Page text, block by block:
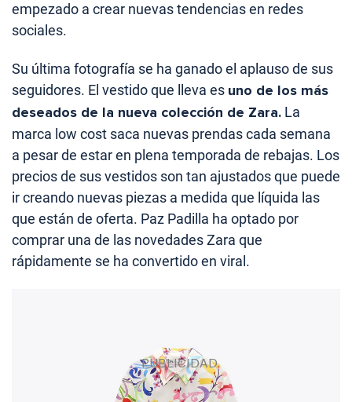
empezado a crear nuevas tendencias en redes
sociales.
Su última fotografía se ha ganado el aplauso de sus
seguidores. El vestido que lleva es uno de los más
deseados de la nueva colección de Zara. La
marca low cost saca nuevas prendas cada semana
a pesar de estar en plena temporada de rebajas. Los
precios de sus vestidos son tan ajustados que puede
ir creando nuevas piezas a medida que líquida las
que están de oferta. Paz Padilla ha optado por
comprar una de las novedades Zara que
rápidamente se ha convertido en viral.